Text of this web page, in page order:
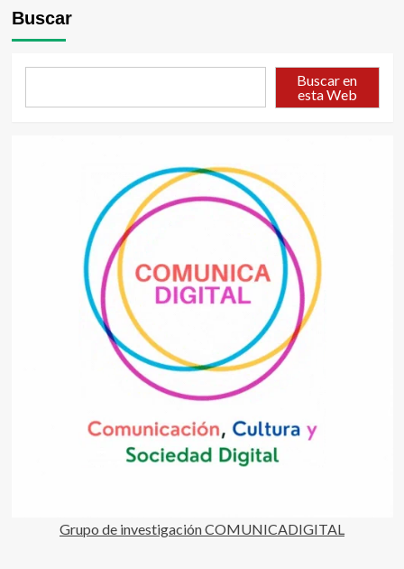
Buscar
Buscar en
esta Web
Grupo de investigación COMUNICADIGITAL